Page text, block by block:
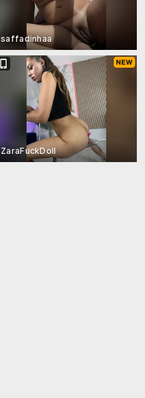
saffadinhaa
ZaraFuckDoll